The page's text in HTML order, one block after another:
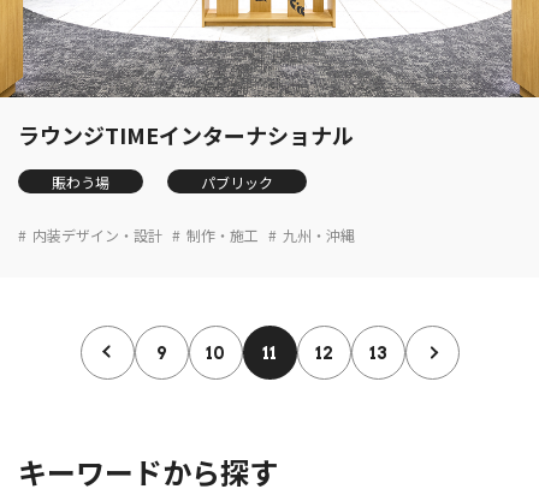
ラウンジTIMEインターナショナル
賑わう場 パブリック
内装デザイン・設計 制作・施工 九州・沖縄
9 10 11 12 13
キーワードから探す